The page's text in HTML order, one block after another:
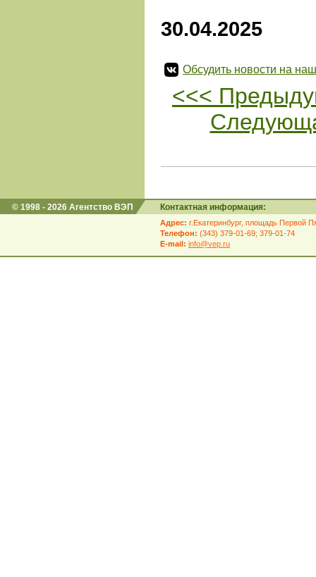
30.04.2025
Обсудить новости на
<<<
© 1998 - 2026 Агентство ВЭП Контактная информация:
Адрес: г.Екатеринбург, площадь Первой
Телефон: (343) 379-01-69; 379-01-74
E-mail: info@vep.ru